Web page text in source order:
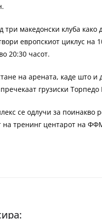
македонски клуба како
европскиот циклус на
20:30 часот.
на арената, каде што
грузиски
се одлучи за поинакво
на тренинг центарот на